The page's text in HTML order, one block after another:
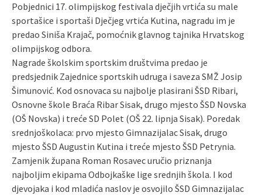
Pobjednici 17. olimpijskog festivala dječjih vrtića su male
sportašice i sportaši Dječjeg vrtića Kutina, nagradu im je
predao Siniša Krajač, pomoćnik glavnog tajnika Hrvatskog
olimpijskog odbora.
Nagrade školskim sportskim društvima predao je
predsjednik Zajednice sportskih udruga i saveza SMŽ Josip
Šimunović. Kod osnovaca su najbolje plasirani ŠSD Ribari,
Osnovne škole Braća Ribar Sisak, drugo mjesto ŠSD Novska
(OŠ Novska) i treće SD Polet (OŠ 22. lipnja Sisak). Poredak
srednjoškolaca: prvo mjesto Gimnazijalac Sisak, drugo
mjesto ŠSD Augustin Kutina i treće mjesto ŠSD Petrynia.
Zamjenik župana Roman Rosavec uručio priznanja
najboljim ekipama Odbojkaške lige srednjih škola. I kod
djevojaka i kod mladića naslov je osvojilo ŠSD Gimnazijalac